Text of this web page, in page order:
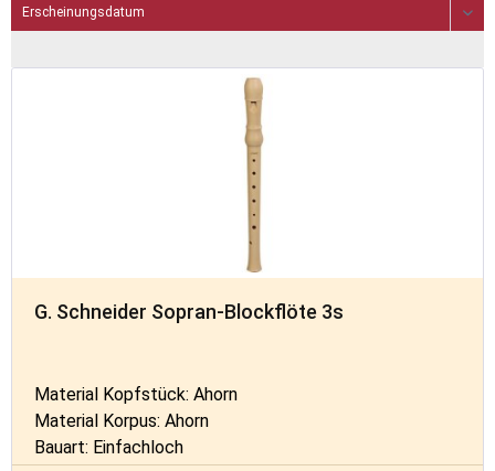
G. Schneider Sopran-Blockflöte 3s
Material Kopfstück: Ahorn
Material Korpus: Ahorn
Bauart: Einfachloch